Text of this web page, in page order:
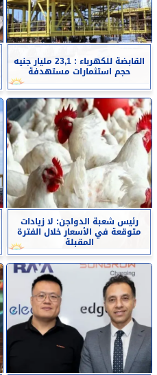
القابضة للكهرباء : 23,1 مليار جنيه
حجم استثمارات مستهدفة
رئيس شعبة الدواجن: لا زيادات
متوقعة في الأسعار خلال الفترة
المقبلة